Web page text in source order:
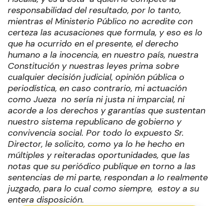
responsabilidad del resultado, por lo tanto,
mientras el Ministerio Público no acredite con
certeza las acusaciones que formula, y eso es lo
que ha ocurrido en el presente, el derecho
humano a la inocencia, en nuestro país, nuestra
Constitución y nuestras leyes prima sobre
cualquier decisión judicial, opinión pública o
periodística, en caso contrario, mi actuación
como Jueza no sería ni justa ni imparcial, ni
acorde a los derechos y garantías que sustentan
nuestro sistema republicano de gobierno y
convivencia social. Por todo lo expuesto Sr.
Director, le solicito, como ya lo he hecho en
múltiples y reiteradas oportunidades, que las
notas que su periódico publique en torno a las
sentencias de mi parte, respondan a lo realmente
juzgado, para lo cual como siempre, estoy a su
entera disposición.